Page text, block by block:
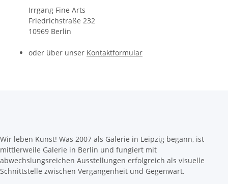
Irrgang Fine Arts
Friedrichstraße 232
10969 Berlin
oder über unser Kontaktformular
Wir leben Kunst! Was 2007 als Galerie in Leipzig begann, ist
mittlerweile Galerie in Berlin und fungiert mit
abwechslungsreichen Ausstellungen erfolgreich als visuelle
Schnittstelle zwischen Vergangenheit und Gegenwart.